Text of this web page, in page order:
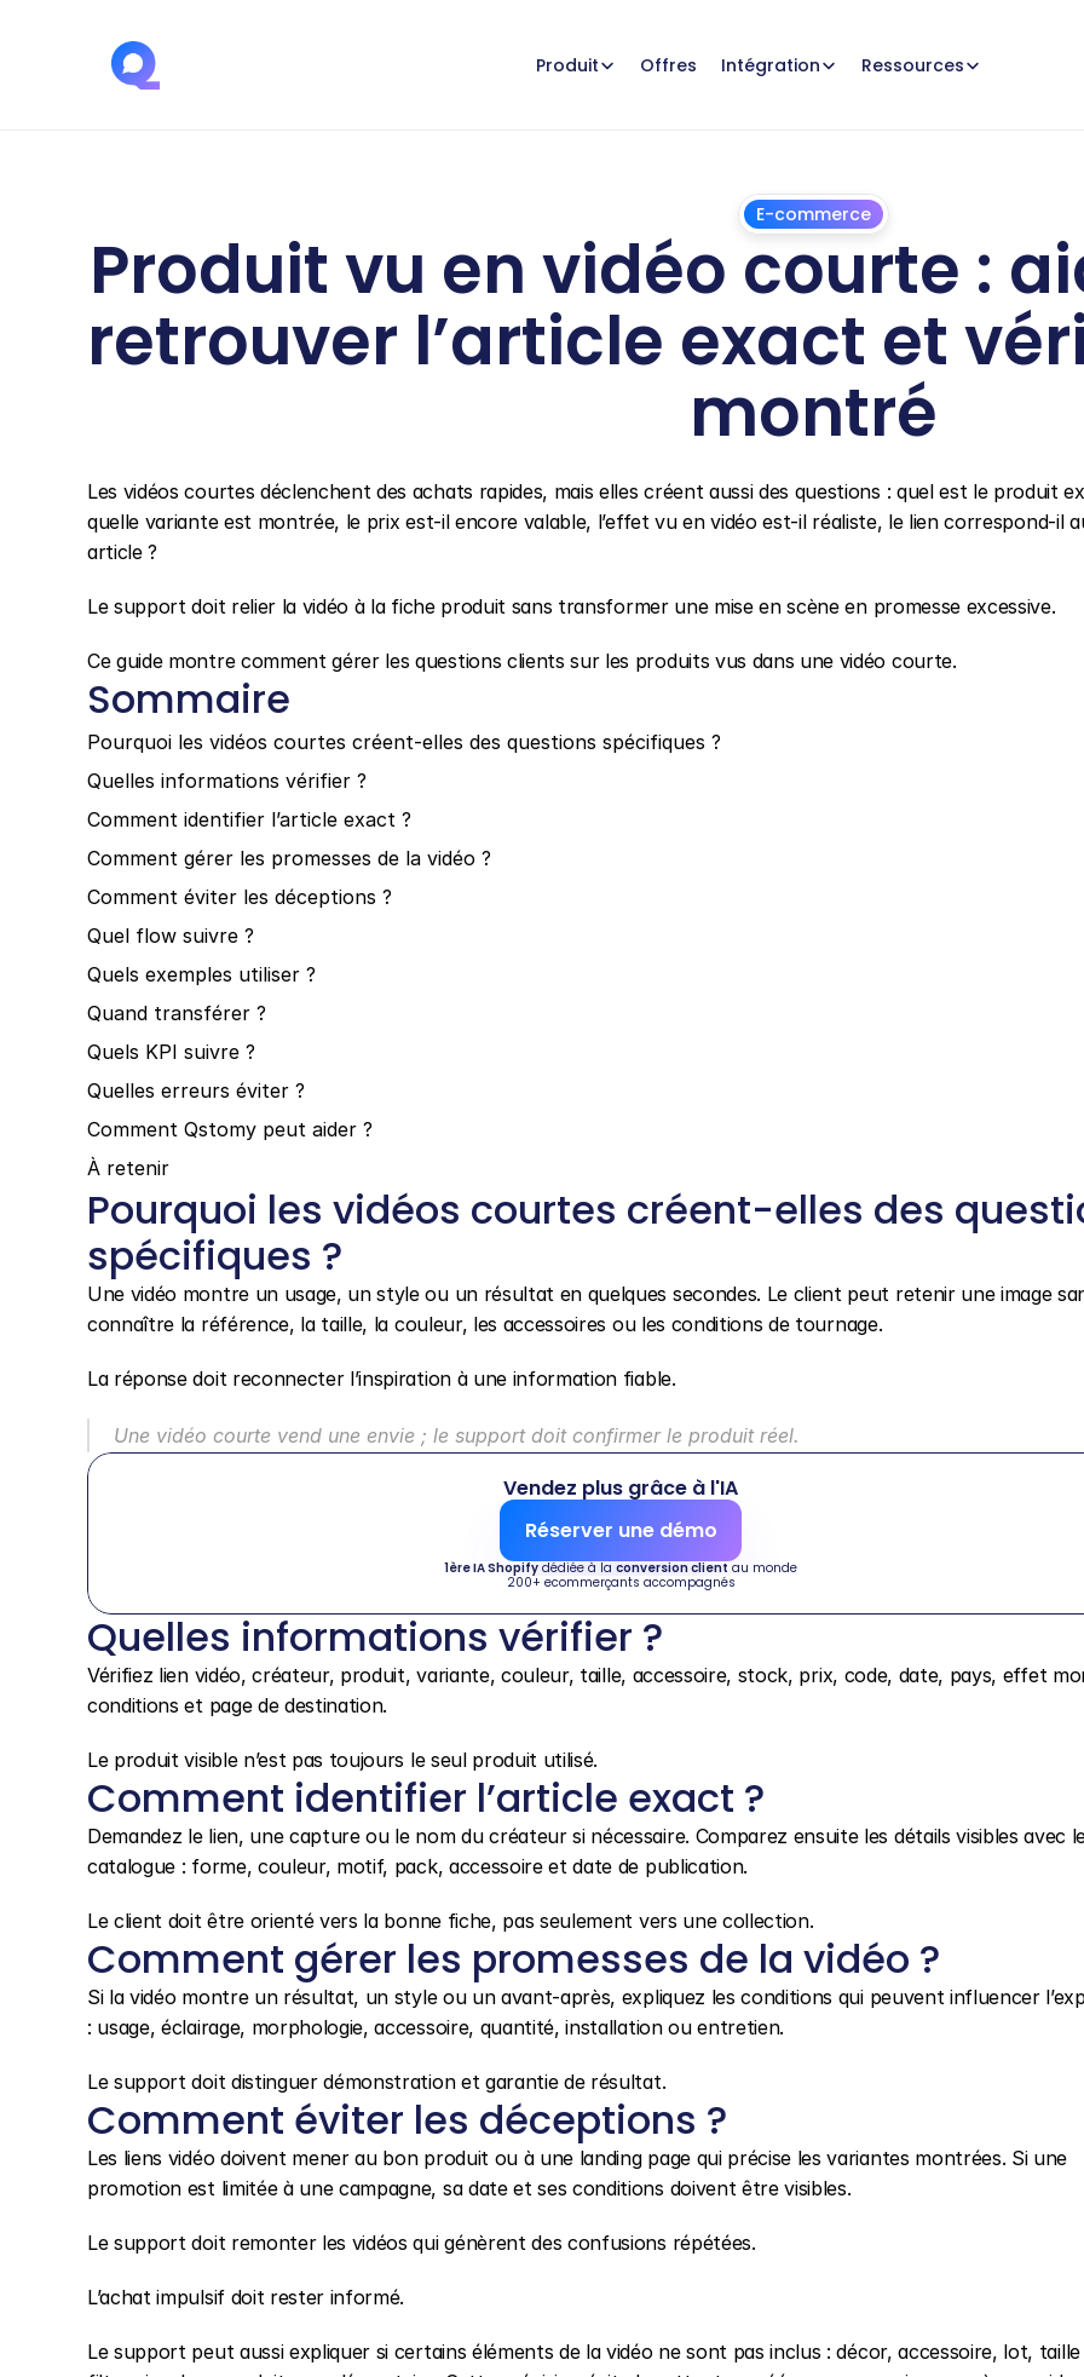
Produit Offres Intégration Ressources
E-commerce
Produit vu en vidéo courte :
retrouver l’article exact et
montré
Les vidéos courtes déclenchent des achats rapides, mais elles créent aussi des questions : quel est le produit
quelle variante est montrée, le prix est-il encore valable, l’effet vu en vidéo est-il réaliste, le lien correspond-il
article ?
Le support doit relier la vidéo à la fiche produit sans transformer une mise en scène en promesse excessive.
Ce guide montre comment gérer les questions clients sur les produits vus dans une vidéo courte.
Sommaire
Pourquoi les vidéos courtes créent-elles des questions spécifiques ?
Quelles informations vérifier ?
Comment identifier l’article exact ?
Comment gérer les promesses de la vidéo ?
Comment éviter les déceptions ?
Quel flow suivre ?
Quels exemples utiliser ?
Quand transférer ?
Quels KPI suivre ?
Quelles erreurs éviter ?
Comment Qstomy peut aider ?
À retenir
Pourquoi les vidéos courtes créent-elles des
spécifiques ?
Une vidéo montre un usage, un style ou un résultat en quelques secondes. Le client peut retenir une image
connaître la référence, la taille, la couleur, les accessoires ou les conditions de tournage.
La réponse doit reconnecter l’inspiration à une information fiable.
Une vidéo courte vend une envie ; le support doit confirmer le produit réel.
Vendez plus grâce à l'IA
Réserver une démo
1ère IA Shopify dédiée à la conversion client au monde
200+ ecommerçants accompagnés
Quelles informations vérifier ?
Vérifiez lien vidéo, créateur, produit, variante, couleur, taille, accessoire, stock, prix, code, date, pays, effet
conditions et page de destination.
Le produit visible n’est pas toujours le seul produit utilisé.
Comment identifier l’article exact ?
Demandez le lien, une capture ou le nom du créateur si nécessaire. Comparez ensuite les détails visibles avec
catalogue : forme, couleur, motif, pack, accessoire et date de publication.
Le client doit être orienté vers la bonne fiche, pas seulement vers une collection.
Comment gérer les promesses de la vidéo ?
Si la vidéo montre un résultat, un style ou un avant-après, expliquez les conditions qui peuvent influencer
: usage, éclairage, morphologie, accessoire, quantité, installation ou entretien.
Le support doit distinguer démonstration et garantie de résultat.
Comment éviter les déceptions ?
Les liens vidéo doivent mener au bon produit ou à une landing page qui précise les variantes montrées. Si une
promotion est limitée à une campagne, sa date et ses conditions doivent être visibles.
Le support doit remonter les vidéos qui génèrent des confusions répétées.
L’achat impulsif doit rester informé.
Le support peut aussi expliquer si certains éléments de la vidéo ne sont pas inclus : décor, accessoire, lot,